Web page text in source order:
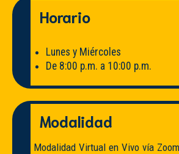
Horario
Lunes y Miércoles
De 8:00 p.m. a 10:00 p.m.
Modalidad
Modalidad Virtual en Vivo vía